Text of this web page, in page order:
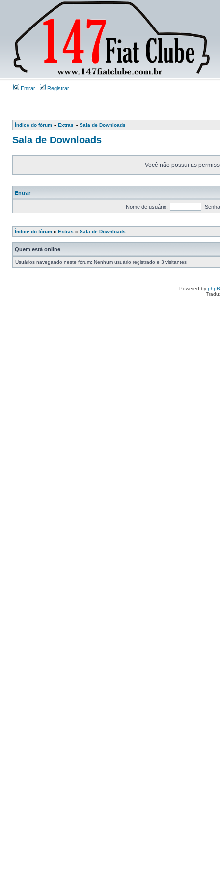
Entrar Registrar
Índice do fórum » Extras » Sala de Downloads
Sala de Downloads
Você não possui as
Entrar
Nome de usuário:
Índice do fórum » Extras » Sala de Downloads
Quem está online
Usuários navegando neste fórum: Nenhum usuário registrado e 3 visitantes
Powered by